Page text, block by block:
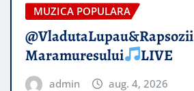
MUZICA POPULARA
@VladutaLupau&Rapsozii
Maramuresului
LIVE
admin aug. 4, 2026